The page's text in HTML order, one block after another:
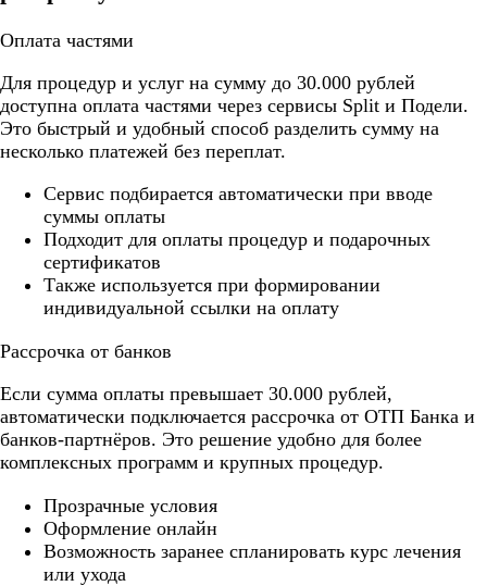
Оплата частями
Для процедур и услуг на сумму до 30.000 рублей
доступна оплата частями через сервисы Split и Подели.
Это быстрый и удобный способ разделить сумму на
несколько платежей без переплат.
Cервис подбирается автоматически при вводе
суммы оплаты
Подходит для оплаты процедур и подарочных
сертификатов
Также используется при формировании
индивидуальной ссылки на оплату
Рассрочка от банков
Если сумма оплаты превышает 30.000 рублей,
автоматически подключается рассрочка от ОТП Банка и
банков-партнёров. Это решение удобно для более
комплексных программ и крупных процедур.
Прозрачные условия
Оформление онлайн
Возможность заранее спланировать курс лечения
или ухода